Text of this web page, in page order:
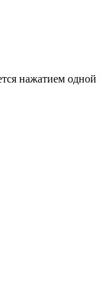
нажатием одной